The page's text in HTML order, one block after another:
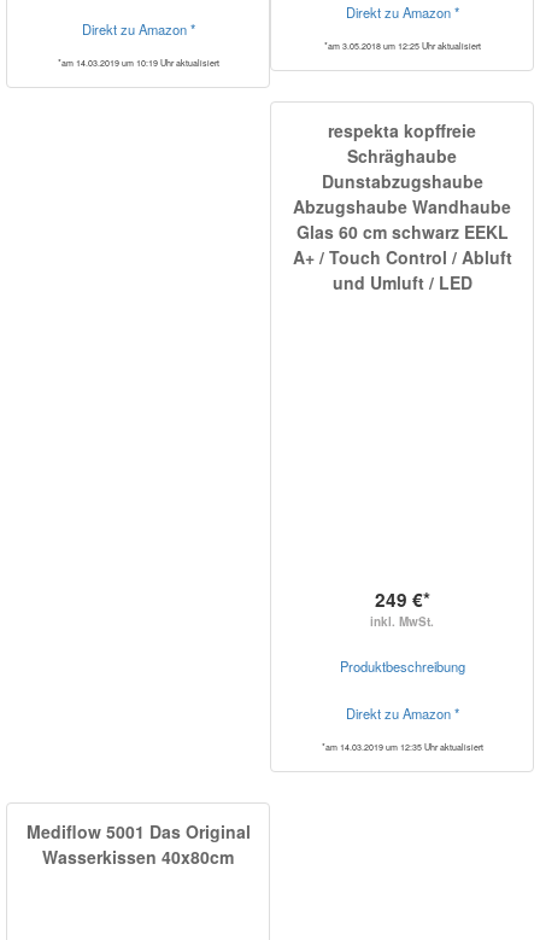
Direkt zu Amazon *
*am 14.03.2019 um 10:19 Uhr aktualisiert
Direkt zu Amazon *
*am 3.05.2018 um 12:25 Uhr aktualisiert
respekta kopffreie
Schräghaube
Dunstabzugshaube
Abzugshaube Wandhaube
Glas 60 cm schwarz EEKL
A+ / Touch Control / Abluft
und Umluft / LED
249 €*
inkl. MwSt.
Produktbeschreibung
Direkt zu Amazon *
*am 14.03.2019 um 12:35 Uhr aktualisiert
Mediflow 5001 Das Original
Wasserkissen 40x80cm